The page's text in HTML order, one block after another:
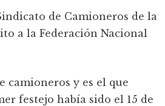
de Camioneros de la
a la Federación Nacional
camioneros y es el que
festejo había sido el 15 de